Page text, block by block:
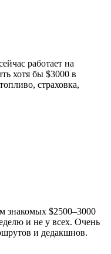
работает на
хотя бы $3000 в
страховка,
знакомых $2500–3000
и не у всех. Очень
и дедакшнов.